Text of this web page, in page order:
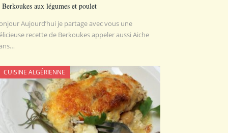
Berkoukes aux légumes et poulet
Aujourd’hui je partage avec vous une
recette de Berkoukes appeler aussi Aiche
CUISINE ALGÉRIENNE